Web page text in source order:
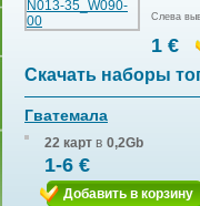
Слева
1 €
Скачать наборы
Гватемала
22 карт в 0,2Gb
1-6 €
Добавить в корзину